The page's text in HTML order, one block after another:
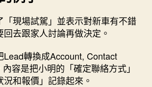
「現場試駕」並表示對新車有不錯
去跟家人討論再做決定。
Lead轉換成Account, Contact
容是把小明的「確定聯絡方式」
和報價」記錄起來。